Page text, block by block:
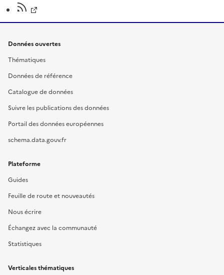
Données ouvertes
Thématiques
Données de référence
Catalogue de données
Suivre les publications des données
Portail des données européennes
schema.data.gouv.fr
Plateforme
Guides
Feuille de route et nouveautés
Nous écrire
Échangez avec la communauté
Statistiques
Verticales thématiques